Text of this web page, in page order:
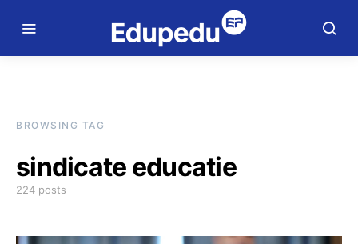
BROWSING TAG
sindicate educatie
224 posts